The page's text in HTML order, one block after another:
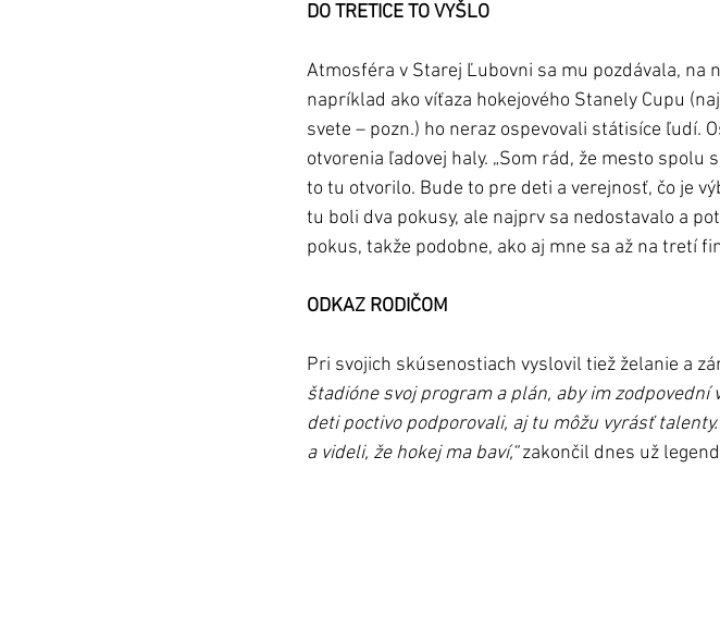
DO TRETICE TO VYŠLO
Atmosféra v Starej Ľubovni sa mu pozdávala, na
napríklad ako víťaza hokejového Stanely Cupu
svete – pozn.) ho neraz ospevovali státisíce ľudí.
otvorenia ľadovej haly. „Som rád, že mesto spolu
to tu otvorilo. Bude to pre deti a verejnosť, čo je
tu boli dva pokusy, ale najprv sa nedostavalo a
pokus, takže podobne, ako aj mne sa až na tretí
ODKAZ RODIČOM
Pri svojich skúsenostiach vyslovil tiež želanie a
štadióne svoj program a plán, aby im
deti poctivo podporovali, aj tu môžu vyrásť
a videli, že hokej ma baví,“ zakončil dnes už